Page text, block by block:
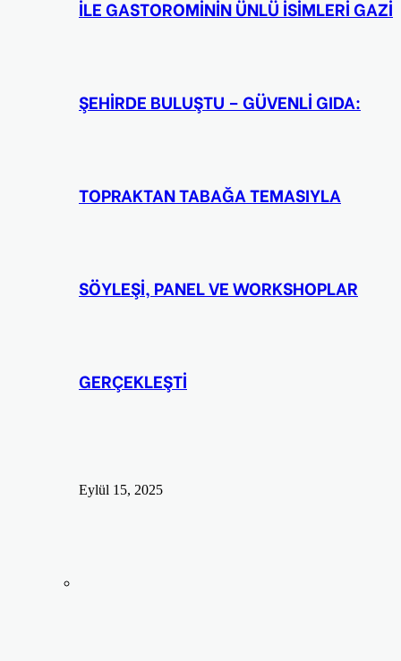
İLE GASTOROMİNİN ÜNLÜ İSİMLERİ GAZİ
ŞEHİRDE BULUŞTU – GÜVENLİ GIDA:
TOPRAKTAN TABAĞA TEMASIYLA
SÖYLEŞİ, PANEL VE WORKSHOPLAR
GERÇEKLEŞTİ
Eylül 15, 2025